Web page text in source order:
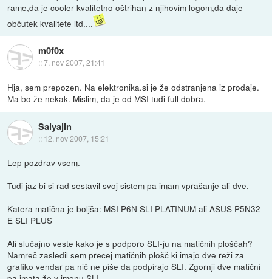
rame,da je cooler kvalitetno oštrihan z njihovim logom,da daje
občutek kvalitete itd....
m0f0x
::7. nov 2007, 21:41
Hja, sem prepozen. Na elektronika.si je že odstranjena iz prodaje.
Ma bo že nekak. Mislim, da je od MSI tudi full dobra.
Saiyajin
:: 12. nov 2007, 15:21
Lep pozdrav vsem.
Tudi jaz bi si rad sestavil svoj sistem pa imam vprašanje ali dve.
Katera matična je boljša: MSI P6N SLI PLATINUM ali ASUS P5N32-
E SLI PLUS
Ali slučajno veste kako je s podporo SLI-ju na matičnih ploščah?
Namreč zasledil sem precej matičnih plošč ki imajo dve reži za
grafiko vendar pa nič ne piše da podpirajo SLI. Zgornji dve matični